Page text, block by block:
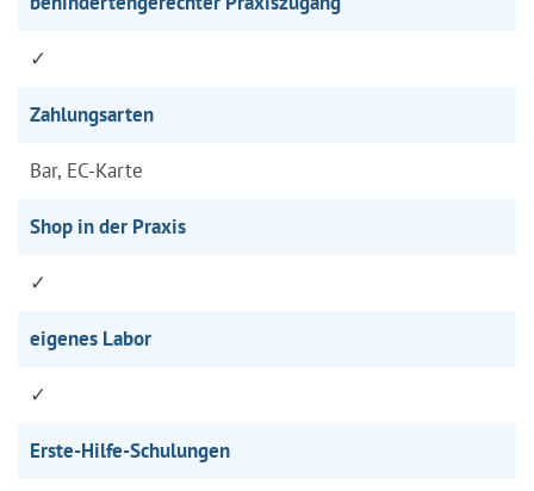
✓
Zahlungsarten
Bar, EC-Karte
Shop in der Praxis
✓
eigenes Labor
✓
Erste-Hilfe-Schulungen